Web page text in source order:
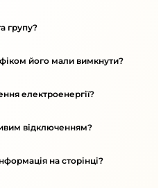
групу?
його мали вимкнути?
електроенергії?
відключенням?
на сторінці?